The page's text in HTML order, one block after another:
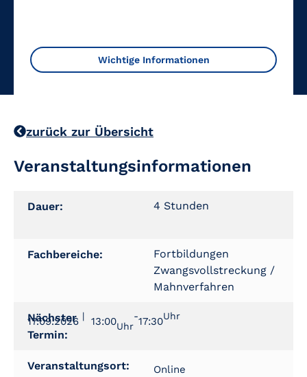
Wichtige Informationen
zurück zur Übersicht
Veranstaltungsinformationen
Dauer: 4 Stunden
Fachbereiche:
Fortbildungen
Zwangsvollstreckung /
Mahnverfahren
Nächster
Termin:
17.09.2026 | 13:00Uhr
-17:30Uhr
Veranstaltungsort: Online